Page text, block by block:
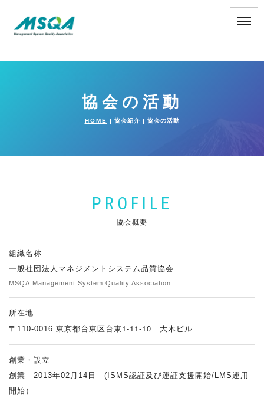
協会の活動
HOME | 協会紹介 | 協会の活動
PROFILE
協会概要
組織名称
一般社団法人マネジメントシステム品質協会
MSQA:Management System Quality Association
所在地
〒110-0016 東京都台東区台東 1-11-10 大木ビル
創業・設立
創業 2013年02月14日 (ISMS認証及び運証支援開始/LMS運用
開始）